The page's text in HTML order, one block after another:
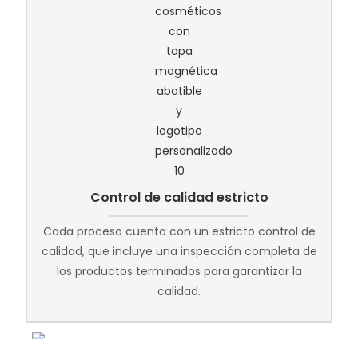
Control de calidad estricto
Cada proceso cuenta con un estricto control de
calidad, que incluye una inspección completa de
los productos terminados para garantizar la
calidad.